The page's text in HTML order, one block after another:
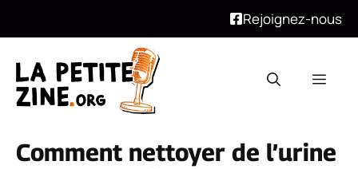
Rejoignez-nous
contenu
Comment nettoyer de l’urine